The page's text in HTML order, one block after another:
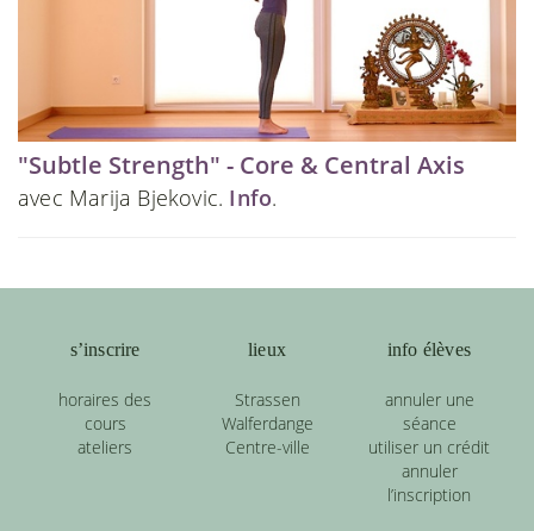
"Subtle Strength" - Core & Central Axis
avec Marija Bjekovic. Info.
s’inscrire
horaires des
cours
ateliers
lieux
Strassen
Walferdange
Centre-ville
info élèves
annuler une
séance
utiliser un crédit
annuler
l’inscription